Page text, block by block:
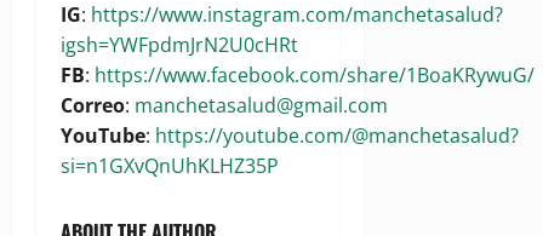
IG: https://www.instagram.com/manchetasalud?
igsh=YWFpdmJrN2U0cHRt
FB: https://www.facebook.com/share/1BoaKRywuG/
Correo: manchetasalud@gmail.com
YouTube: https://youtube.com/@manchetasalud?
si=n1GXvQnUhKLHZ35P